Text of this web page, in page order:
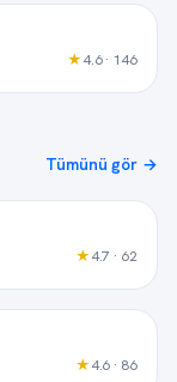
★4.6 · 146
Tümünü gör →
★4.7 · 62
★4.6 · 86